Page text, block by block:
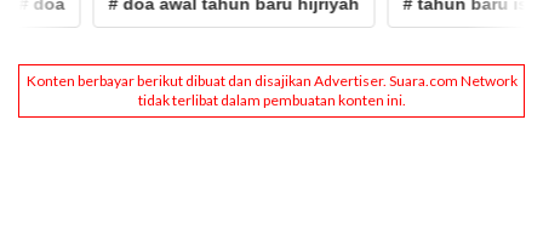
doa # doa awal tahun baru hijriyah # tahun baru islam